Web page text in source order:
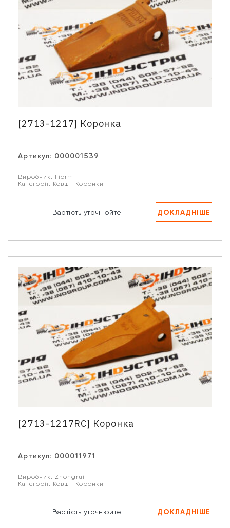
[2713-1217] Коронка
Артикул: 000001539
Виробник: Fiorm
Категорії: Ковші , Коронки
Вартість уточнюйте ДОКЛАДНІШЕ
[2713-1217RC] Коронка
Артикул: 000011971
Виробник: Zhongrui
Категорії: Ковші Коронки
Вартість уточнюйте ДОКЛАДНІШЕ
Зв'язатися з нами
Відділ продажу запасних частин